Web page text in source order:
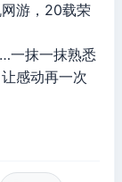
游，20载荣
一抹一抹熟悉
感动再一次